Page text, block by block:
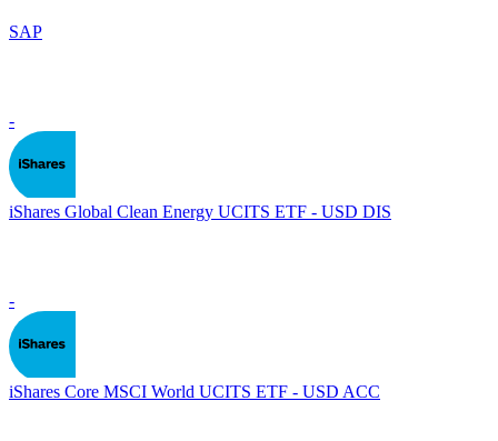
SAP
-
iShares Global Clean Energy UCITS ETF - USD DIS
-
iShares Core MSCI World UCITS ETF - USD ACC